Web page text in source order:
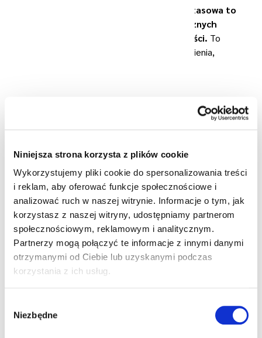
Niniejsza strona korzysta z plików cookie
Wykorzystujemy pliki cookie do spersonalizowania treści
i reklam, aby oferować funkcje społecznościowe i
analizować ruch w naszej witrynie. Informacje o tym, jak
korzystasz z naszej witryny, udostępniamy partnerom
społecznościowym, reklamowym i analitycznym.
Partnerzy mogą połączyć te informacje z innymi danymi
otrzymanymi od Ciebie lub uzyskanymi podczas
korzystania z ich usług.
zgody
Niezbędne
praca tymczasowa to
możliwość zdobycia doświadczenia w różnych
branżach i rozwinięcia swoich umiejętności. To
także szansa na szybkie znalezienie zatrudnienia,
Praca tymczasowa daje pracownikom okazję do
jednocześnie na zachowanie elastyczności. Oznacza to,
ścieżek kariery bez długoterminowego zobowiązania.
Dlaczego firmy powinny
współpracować z agencjami
pracy tymczasowej?
W erze rynkowej niepewności, agencje pracy
mogą pomóc firmom szybko reagować na zmiany